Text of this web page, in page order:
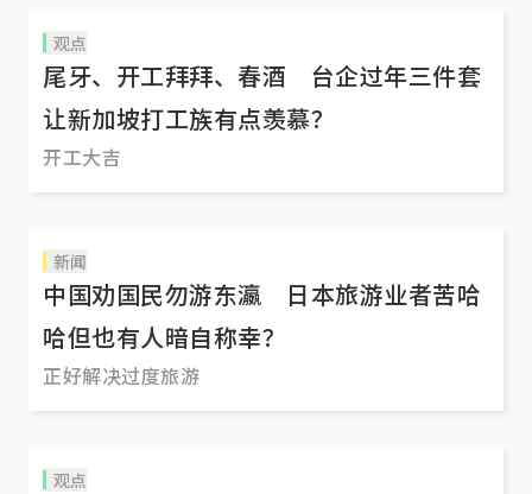
观点
尾牙、开工拜拜、春酒 台企过年三件套
让新加坡打工族有点羡慕？
开工大吉
新闻
中国劝国民勿游东瀛 日本旅游业者苦哈
哈但也有人暗自称幸？
正好解决过度旅游
观点